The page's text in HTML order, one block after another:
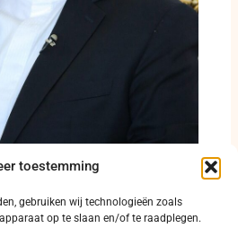
toestemming
gebruiken wij technologieën zoals
op te slaan en/of te raadplegen.
Zarif waarschuwt voor
van Straat van Hormuz